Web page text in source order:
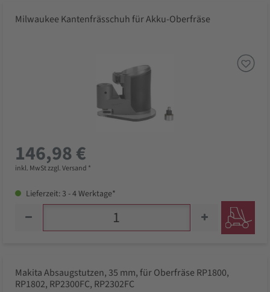
Milwaukee Kantenfrässchuh für Akku-Oberfräse
146,98 €
inkl. MwSt zzgl. Versand *
Lieferzeit: 3 - 4 Werktage*
Makita Absaugstutzen, 35 mm, für Oberfräse RP1800,
RP1802, RP2300FC, RP2302FC